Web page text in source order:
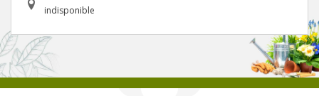
indisponible